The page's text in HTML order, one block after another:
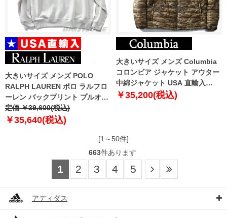
大きいサイズ メンズ POLO
RALPH LAUREN ポロ ラルフロ
ーレン バックプリント プルオー
バー パーカー POLO BEAR USA
直輸入 710p05917-001
定価 ￥39,600(税込)
￥35,640(税込)
大きいサイズ メンズ Columbia
コロンビア ジャケット アウター
中綿ジャケット USA 直輸入
xm0565
￥35,200(税込)
[1～50件]
663件あります
1 2 3 4 5
アディダス